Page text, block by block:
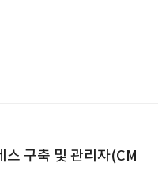
스 구축 및 관리자(CM